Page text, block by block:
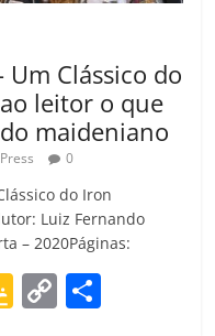
Um Clássico do
leitor o que
maideniano
0
do Iron
Luiz Fernando
– 2020Páginas:
G C